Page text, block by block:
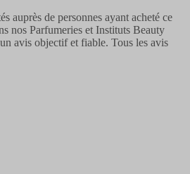
auprès de personnes ayant acheté ce
nos Parfumeries et Instituts Beauty
avis objectif et fiable. Tous les avis